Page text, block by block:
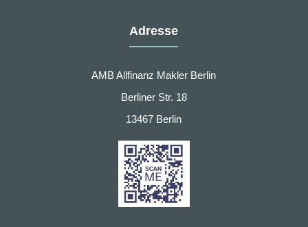
Adresse
AMB Allfinanz Makler Berlin
Berliner Str. 18
13467 Berlin